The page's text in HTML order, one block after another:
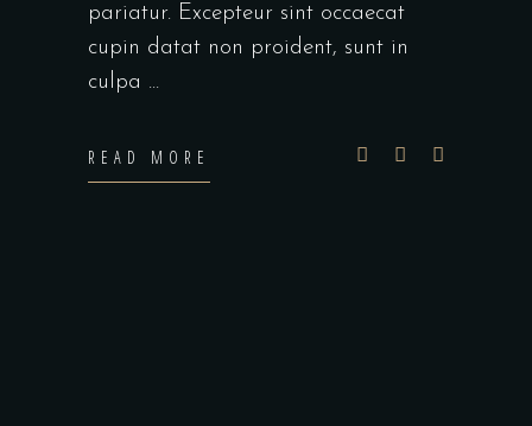
pariatur. Excepteur sint occaecat
cupin datat non proident, sunt in
culpa
READ MORE